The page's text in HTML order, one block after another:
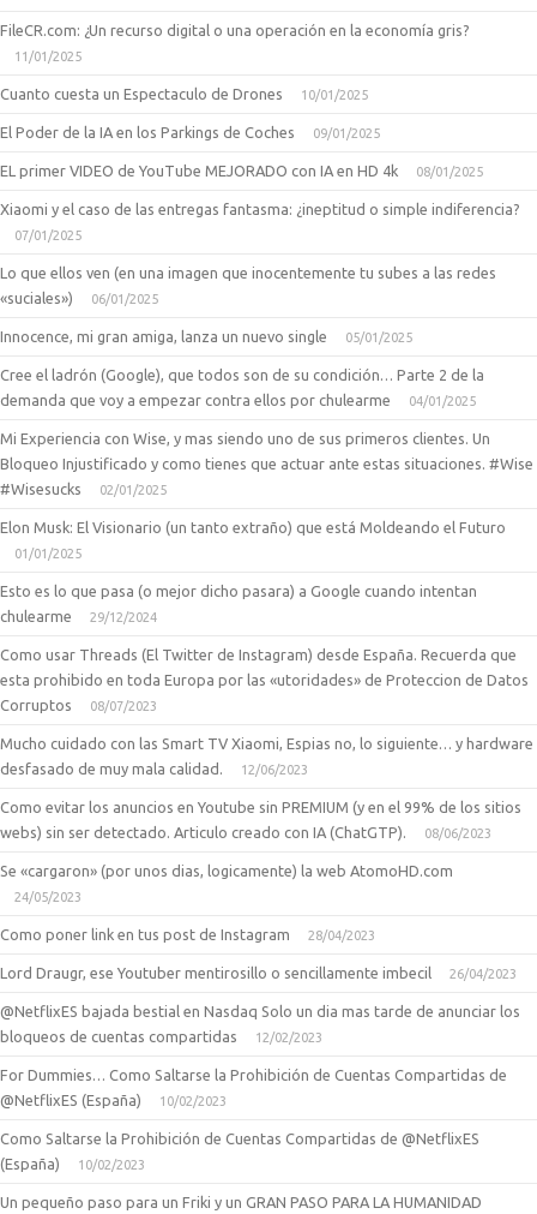
FileCR.com: ¿Un recurso digital o una operación en la economía gris?
11/01/2025
Cuanto cuesta un Espectaculo de Drones 10/01/2025
El Poder de la IA en los Parkings de Coches 09/01/2025
EL primer VIDEO de YouTube MEJORADO con IA en HD 4k 08/01/2025
Xiaomi y el caso de las entregas fantasma: ¿ineptitud o simple indiferencia?
07/01/2025
Lo que ellos ven (en una imagen que inocentemente tu subes a las redes
«suciales»)
06/01/2025
Innocence, mi gran amiga, lanza un nuevo single 05/01/2025
Cree el ladrón (Google), que todos son de su condición… Parte 2 de la
demanda que voy a empezar contra ellos por chulearme
04/01/2025
Mi Experiencia con Wise, y mas siendo uno de sus primeros clientes. Un
Bloqueo Injustificado y como tienes que actuar ante estas situaciones. #Wise
#Wisesucks
02/01/2025
Elon Musk: El Visionario (un tanto extraño) que está Moldeando el Futuro
01/01/2025
Esto es lo que pasa (o mejor dicho pasara) a Google cuando intentan
chulearme
29/12/2024
Como usar Threads (El Twitter de Instagram) desde España. Recuerda que
esta prohibido en toda Europa por las «utoridades» de Proteccion de Datos
Corruptos
08/07/2023
Mucho cuidado con las Smart TV Xiaomi, Espias no, lo siguiente… y hardware
desfasado de muy mala calidad.
12/06/2023
Como evitar los anuncios en Youtube sin PREMIUM (y en el 99% de los sitios
webs) sin ser detectado. Articulo creado con IA (ChatGTP).
08/06/2023
Se «cargaron» (por unos dias, logicamente) la web AtomoHD.com
24/05/2023
Como poner link en tus post de Instagram 28/04/2023
Lord Draugr, ese Youtuber mentirosillo o sencillamente imbecil 26/04/2023
@NetflixES bajada bestial en Nasdaq Solo un dia mas tarde de anunciar los
bloqueos de cuentas compartidas
12/02/2023
For Dummies… Como Saltarse la Prohibición de Cuentas Compartidas de
@NetflixES (España)
10/02/2023
Como Saltarse la Prohibición de Cuentas Compartidas de @NetflixES
(España)
10/02/2023
Un pequeño paso para un Friki y un GRAN PASO PARA LA HUMANIDAD